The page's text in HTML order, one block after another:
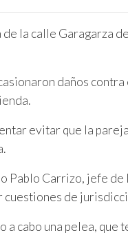
la calle Garagarza
daños contra
evitar que la pareja
Pablo Carrizo, jefe de
cuestiones de
cabo una pelea, que